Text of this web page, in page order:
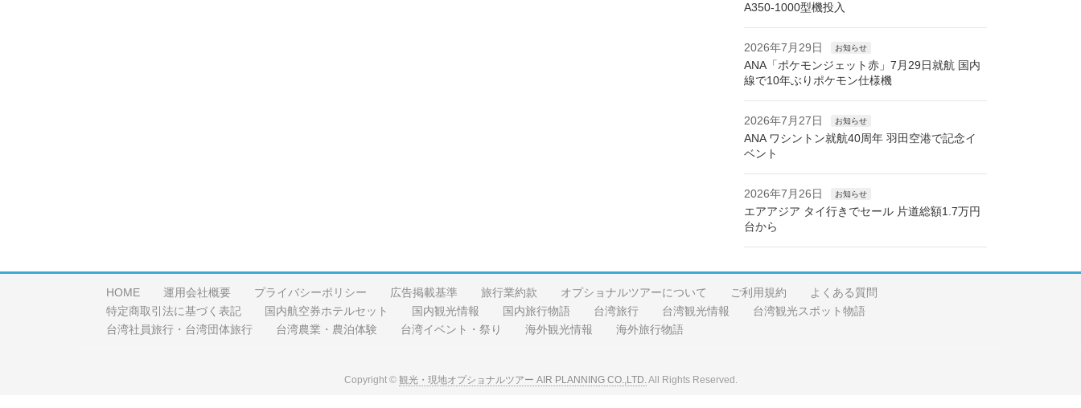
A350-1000型機投入
2026年7月29日 お知らせ
ANA「ポケモンジェット赤」7月29日就航 国内
線で10年ぶりポケモン仕様機
2026年7月27日 お知らせ
ANA ワシントン就航40周年 羽田空港で記念イ
ベント
2026年7月26日 お知らせ
エアアジア タイ行きでセール 片道総額1.7万円
台から
HOME 運用会社概要 プライバシーポリシー 広告掲載基準 旅行業約款 オプショナルツアーについて ご利用規約
よくある質問
特定商取引法に基づく表記
国内航空券ホテルセット 国内観光情報 国内旅行物語 台湾旅行 台湾観光情報
台湾観光スポット物語
台湾社員旅行・台湾団体旅行
台湾農業・農泊体験 台湾イベント・祭り 海外観光情報 海外旅行物語
Copyright © 観光・現地オプショナルツアー AIR PLANNING CO.,LTD.All Rights Reserved.